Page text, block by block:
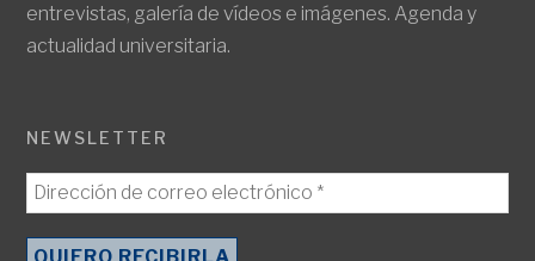
entrevistas, galería de vídeos e imágenes. Agenda y
actualidad universitaria.
NEWSLETTER